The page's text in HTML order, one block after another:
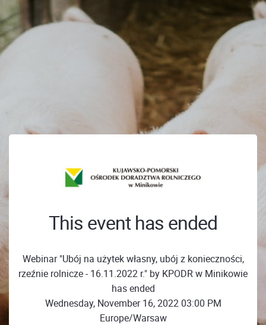
This event has ended
Webinar "Ubój na użytek własny, ubój z konieczności,
rzeźnie rolnicze - 16.11.2022 r." by KPODR w Minikowie
has ended
Wednesday, November 16, 2022 03:00 PM
Europe/Warsaw